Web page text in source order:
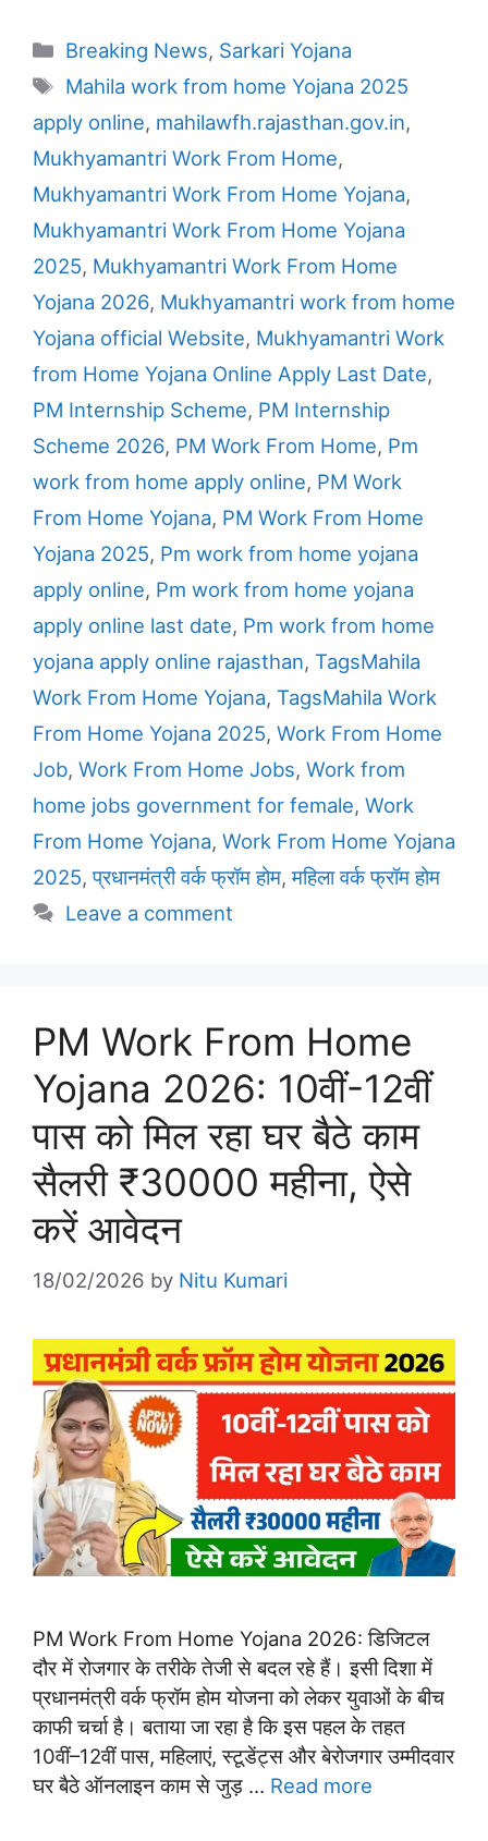
Categories
Breaking News, Sarkari Yojana
Tags
Mahila work from home Yojana 2025
apply online, mahilawfh.rajasthan.gov.in,
Mukhyamantri Work From Home,
Mukhyamantri Work From Home Yojana,
Mukhyamantri Work From Home Yojana
2025, Mukhyamantri Work From Home
Yojana 2026, Mukhyamantri work from home
Yojana official Website, Mukhyamantri Work
from Home Yojana Online Apply Last Date,
PM Internship Scheme, PM Internship
Scheme 2026, PM Work From Home, Pm
work from home apply online, PM Work
From Home Yojana, PM Work From Home
Yojana 2025, Pm work from home yojana
apply online, Pm work from home yojana
apply online last date, Pm work from home
yojana apply online rajasthan, TagsMahila
Work From Home Yojana, TagsMahila Work
From Home Yojana 2025, Work From Home
Job, Work From Home Jobs, Work from
home jobs government for female, Work
From Home Yojana, Work From Home Yojana
2025,प्रधानमंत्री वर्क फ्रॉम होम,महिला वर्क फ्रॉम होम
Leave a comment
PM Work From Home
Yojana 2026: 10वीं-12वीं
पास को मिल रहा घर बैठे काम
सैलरी ₹30000 महीना, ऐसे
करें आवेदन
18/02/2026 by Nitu Kumari
PM Work From Home Yojana 2026: डिजिटल
दौर में रोजगार के तरीके तेजी से बदल रहे हैं। इसी दिशा में
प्रधानमंत्री वर्क फ्रॉम होम योजना को लेकर युवाओं के बीच
काफी चर्चा है। बताया जा रहा है कि इस पहल के तहत
10वीं–12वीं पास, महिलाएं, स्टूडेंट्स और बेरोजगार उम्मीदवार
घर बैठे ऑनलाइन काम से जुड़ … Read more